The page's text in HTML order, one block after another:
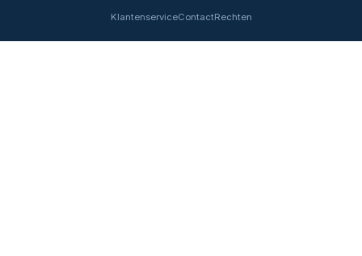
KlantenserviceContactRechten